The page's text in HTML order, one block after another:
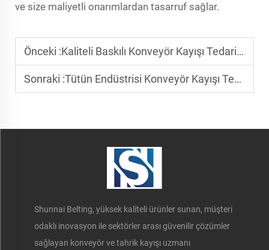
ve size maliyetli onarımlardan tasarruf sağlar.
Önceki :Kaliteli Baskılı Konveyör Kayışı Tedarikçilerini Nasıl Tanımlarız
Sonraki :Tütün Endüstrisi Konveyör Kayışı Tedarikçileri Nasıl Seçilir
Shunnai Belting, yüksek kaliteli ürünler sunan, müşteri
odaklı inovasyon ile sektörler arası güvenilir çözümler
sağlayan konveyör ve tahrik kayışı uzmanı